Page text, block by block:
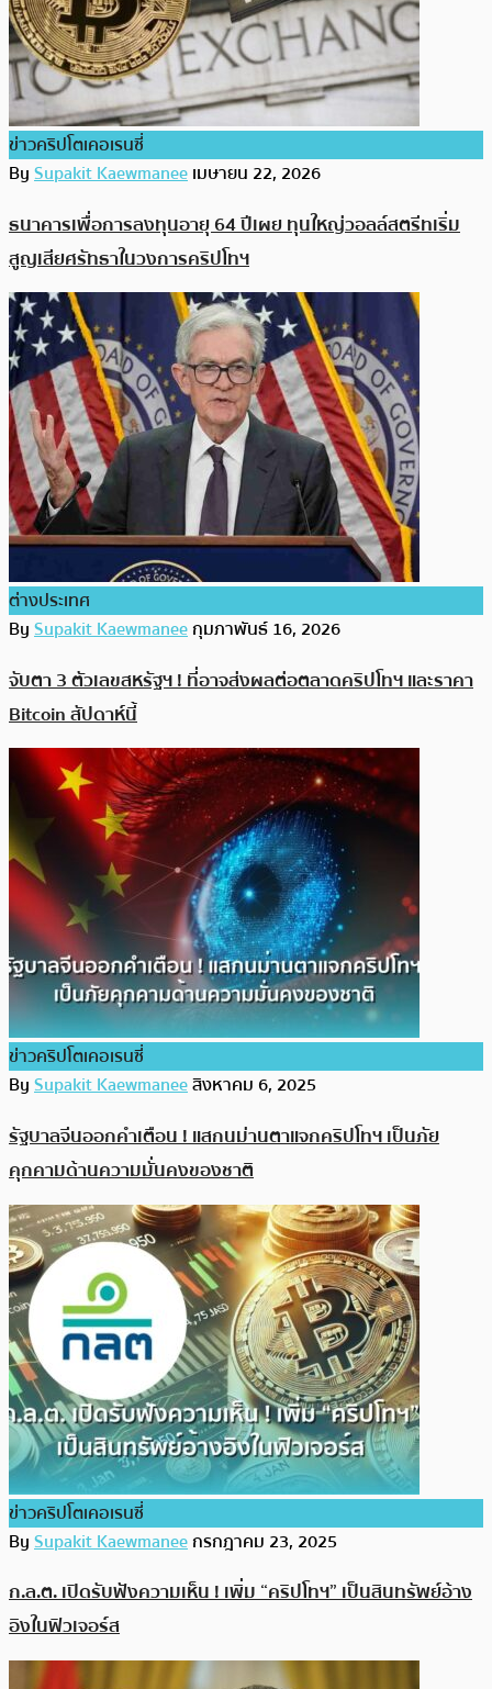
ข่าวคริปโตเคอเรนซี่
BySupakit Kaewmaneeเมษายน 22, 2026
ธนาคารเพื่อการลงทุนอายุ 64 ปีเผย ทุนใหญ่วอลล์สตรีทเริ่ม
สูญเสียศรัทธาในวงการคริปโทฯ
ต่างประเทศ
BySupakit Kaewmaneeกุมภาพันธ์ 16, 2026
จับตา 3 ตัวเลขสหรัฐฯ ! ที่อาจส่งผลต่อตลาดคริปโทฯ และราคา
Bitcoin สัปดาห์นี้
ข่าวคริปโตเคอเรนซี่
BySupakit Kaewmaneeสิงหาคม 6, 2025
รัฐบาลจีนออกคำเตือน ! แสกนม่านตาแจกคริปโทฯ เป็นภัย
คุกคามด้านความมั่นคงของชาติ
ข่าวคริปโตเคอเรนซี่
BySupakit Kaewmaneeกรกฎาคม 23, 2025
ก.ล.ต. เปิดรับฟังความเห็น ! เพิ่ม “คริปโทฯ” เป็นสินทรัพย์อ้าง
อิงในฟิวเจอร์ส